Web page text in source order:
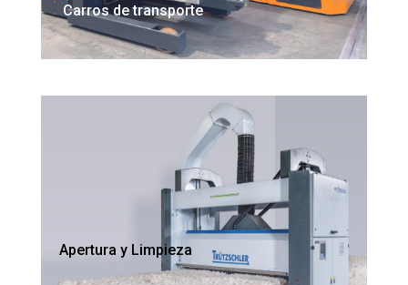
Carros de transporte
Apertura y Limpieza